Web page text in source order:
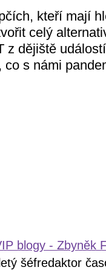
kteří mají
celý
z dějiště
s námi
blogy - Zbyněk
šéfredaktor